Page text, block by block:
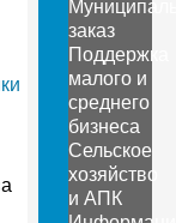
заказ
Поддержка
малого и
среднего
бизнеса
Сельское
хозяйство
и АПК